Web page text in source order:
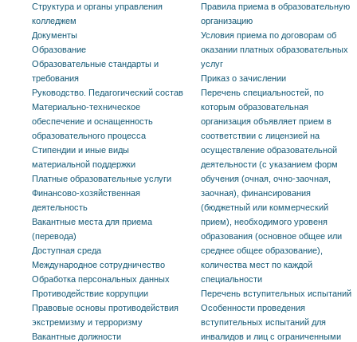
Структура и органы управления
колледжем
Документы
Образование
Образовательные стандарты и
требования
Руководство. Педагогический состав
Материально-техническое
обеспечение и оснащенность
образовательного процесса
Стипендии и иные виды
материальной поддержки
Платные образовательные услуги
Финансово-хозяйственная
деятельность
Вакантные места для приема
(перевода)
Доступная среда
Международное сотрудничество
Обработка персональных данных
Противодействие коррупции
Правовые основы противодействия
экстремизму и терроризму
Вакантные должности
Правила приема в образовательную
организацию
Условия приема по договорам об
оказании платных образовательных
услуг
Приказ о зачислении
Перечень специальностей, по
которым образовательная
организация объявляет прием в
соответствии с лицензией на
осуществление образовательной
деятельности (с указанием форм
обучения (очная, очно-заочная,
заочная), финансирования
(бюджетный или коммерческий
прием), необходимого уровеня
образования (основное общее или
среднее общее образование),
количества мест по каждой
специальности
Перечень вступительных испытаний
Особенности проведения
вступительных испытаний для
инвалидов и лиц с ограниченными